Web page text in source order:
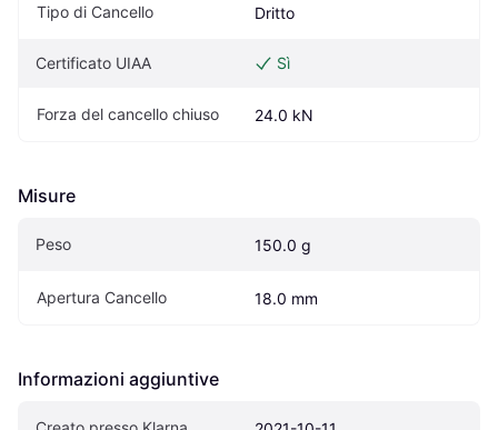
Tipo di Cancello Dritto
Certificato UIAA Sì
Forza del cancello chiuso 24.0 kN
Misure
Peso 150.0 g
Apertura Cancello 18.0 mm
Informazioni aggiuntive